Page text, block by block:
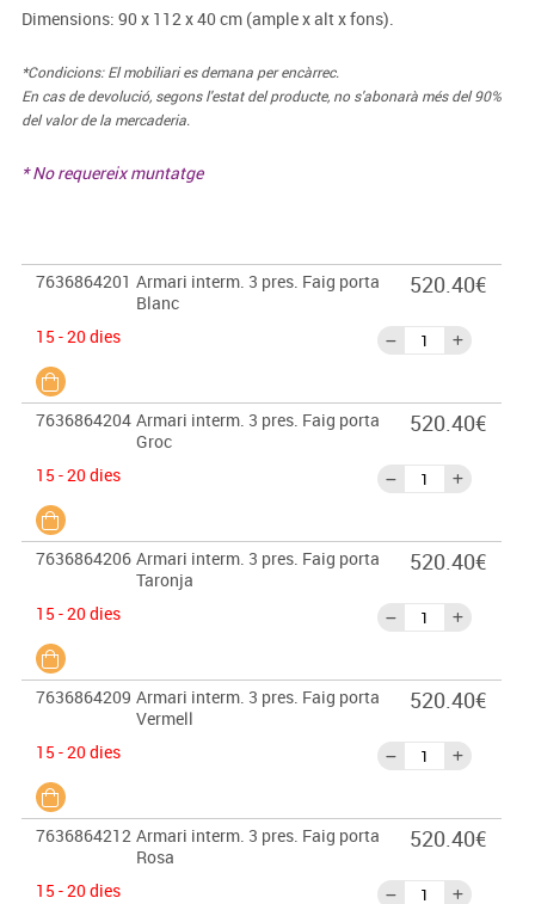
Dimensions: 90 x 112 x 40 cm (ample x alt x fons).
*Condicions: El mobiliari es demana per encàrrec.
En cas de devolució, segons l'estat del producte, no s'abonarà més del 90%
del valor de la mercaderia.
* No requereix muntatge
7636864201 Armari interm. 3 pres. Faig porta
Blanc
15 - 20 dies
520.40€
7636864204 Armari interm. 3 pres. Faig porta
Groc
15 - 20 dies
520.40€
7636864206 Armari interm. 3 pres. Faig porta
Taronja
15 - 20 dies
520.40€
7636864209 Armari interm. 3 pres. Faig porta
Vermell
15 - 20 dies
520.40€
7636864212 Armari interm. 3 pres. Faig porta
Rosa
15 - 20 dies
520.40€